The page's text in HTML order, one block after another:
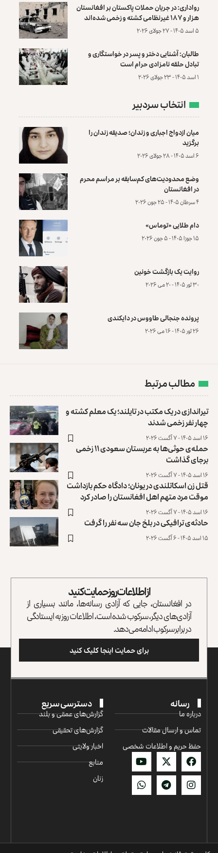
رواداری: در جریان حملات پاکستان بر افغانستان
هزار و ۱۸۷ غیرنظامی کشته و زخمی شده‌اند
۵ اسد ۱۴۰۵ - ۲۷ جولای ۲۰۲۶
طالبان: آشنایی دختر و پسر در خواستگاری و
تبادل حلقه نامزادی حرام است
۱ اسد ۱۴۰۵ - ۲۳ جولای ۲۰۲۶
انتخاب سردبیر
میان ازدواج اجباری و زندان؛ صدیقه زندان را
برگزید
۶ اسد ۱۴۰۵ - ۲۸ جولای ۲۰۲۶
وضع محدودیت‌های کم‌سابقه بر مراسم محرم
در افغانستان
۴ سرطان ۱۴۰۵ - ۲۵ جون ۲۰۲۶
دام طلایی «توماس»
۱۵ جوزا ۱۴۰۵ - ۵ جون ۲۰۲۶
روایت یک بازگشت خونین
۳۰ ثور ۱۴۰۵ - ۲۰ می ۲۰۲۶
پرونده‌ جنجالی طاووس در دایکندی
۲۶ ثور ۱۴۰۵ - ۱۶ می ۲۰۲۶
مطالب مرتبط
تیراندازی در یک مکتب در تایلند؛ یک معلم کشته و
چهار نفر زخمی شدند
۱۶ اسد ۱۴۰۵ - ۷ آگست ۲۰۲۶
حمله‌ی حوثی‌ها به عربستان سعودی ۱۱ زخمی
برجای گذاشت
۱۶ اسد ۱۴۰۵ - ۷ آگست ۲۰۲۶
قتل زن اسکاتلندی در یونان؛ دادگاه حکم بازداشت
موقت مرد متهم اهل افغانستان را صادر کرد
۱۶ اسد ۱۴۰۵ - ۷ آگست ۲۰۲۶
حادثه‌ی ترافیکی در بلخ جان سه نفر را گرفت
۱۵ اسد ۱۴۰۵ - ۶ آگست ۲۰۲۶
از اطلاعات روز حمایت کنید
در افغانستان، جایی که آزادی رسانه‌ها، مانند بسیاری از
آزادی‌های دیگر، سرکوب شده است، اطلاعات روز به ایستادگی
در برابر سرکوب ادامه می‌دهد.
برای حمایت اینجا کلیک کنید
رسانه
درباره ما
تماس و ارسال مقالات
حفظ حریم و اطلاعات شخصی
دسترسی سریع
گزارش‌‌های عمقی و بلند
گزارش‌های تحقیقی
اخبار ولایتی
منابع
زنان